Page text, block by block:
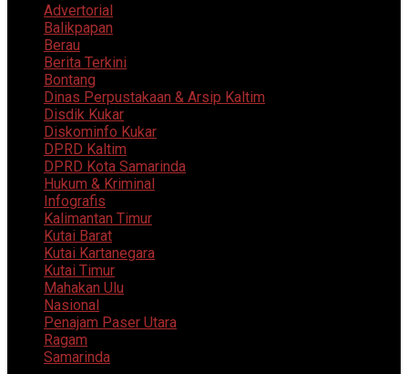
Advertorial
Balikpapan
Berau
Berita Terkini
Bontang
Dinas Perpustakaan & Arsip Kaltim
Disdik Kukar
Diskominfo Kukar
DPRD Kaltim
DPRD Kota Samarinda
Hukum & Kriminal
Infografis
Kalimantan Timur
Kutai Barat
Kutai Kartanegara
Kutai Timur
Mahakan Ulu
Nasional
Penajam Paser Utara
Ragam
Samarinda